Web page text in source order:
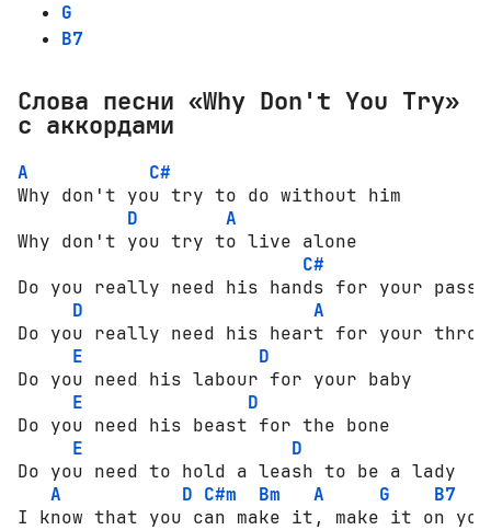
G
B7
Слова песни «Why Don't You Try»
с аккордами
A
C#
Why don't you try to do without him
D
A
Why don't you try to live alone
C#
Do you really need his hands for your
D
A
Do you really need his heart for your
E
D
Do you need his labour for your baby
E
D
Do you need his beast for the bone
E
D
Do you need to hold a leash to be a lady
A
D C#m Bm A G B7
I know that you can make it, make it on